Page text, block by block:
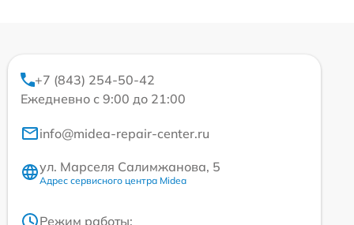
+7 (843) 254-50-42
Ежедневно с 9:00 до 21:00
info@midea-repair-center.ru
ул. Марселя Салимжанова, 5
Адрес сервисного центра Midea
Режим работы: